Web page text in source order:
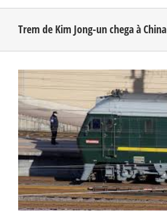
CONHEÇA O AMAZONAS
PUBLICIDADE
CONTATO
Trem de Kim Jong-un chega à China
View
Larger
Image